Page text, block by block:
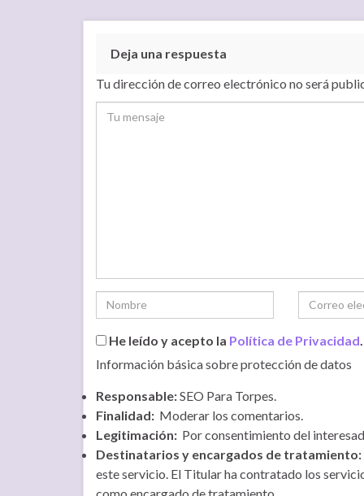
Deja una respuesta
Tu dirección de correo electrónico no será
He leído y acepto la Política de Privacidad
Información básica sobre protección de datos
Responsable:SEO Para Torpes.
Finalidad: Moderar los comentarios.
Legitimación: Por consentimiento del
Destinatarios y encargados de tratamiento:
este servicio. El Titular ha contratado los
como encargado de tratamiento.